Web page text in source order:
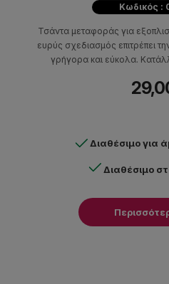
Κωδικός :
Τσάντα μεταφοράς για
ευρύς σχεδιασμός επιτρέπει
γρήγορα και εύκολα.
Διαθέσιμο για
Διαθέσιμο